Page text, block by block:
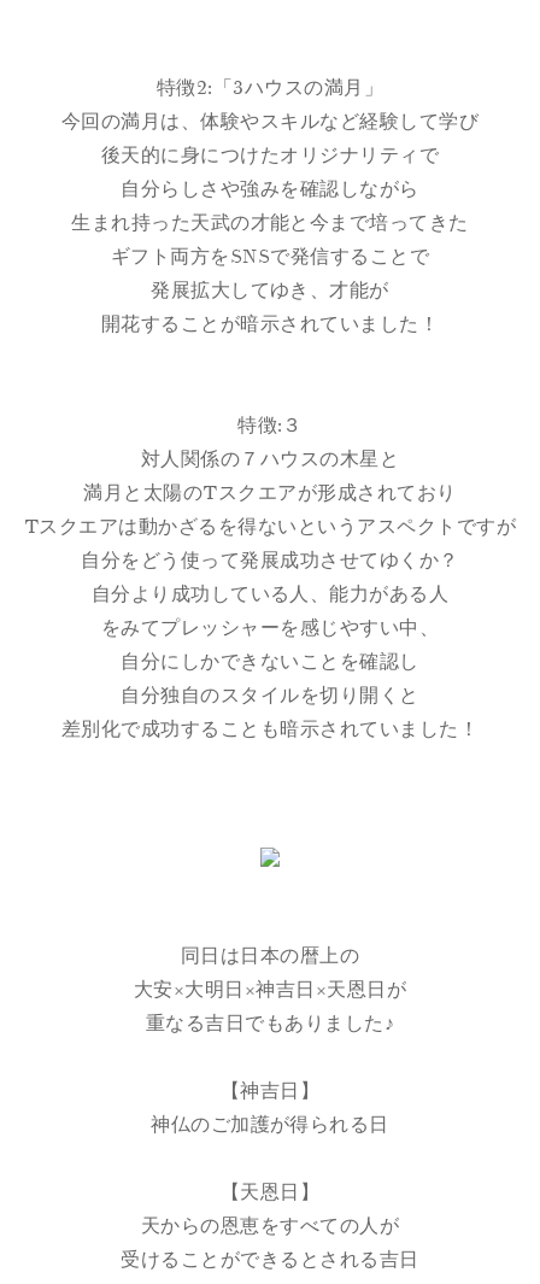
特徴2:「3ハウスの満月」
今回の満月は、体験やスキルなど経験して学び
後天的に身につけたオリジナリティで
自分らしさや強みを確認しながら
生まれ持った天武の才能と今まで培ってきた
ギフト両方をSNSで発信することで
発展拡大してゆき、才能が
開花することが暗示されていました！
特徴:３
対人関係の７ハウスの木星と
満月と太陽のTスクエアが形成されており
Tスクエアは動かざるを得ないというアスペクトですが
自分をどう使って発展成功させてゆくか？
自分より成功している人、能力がある人
をみてプレッシャーを感じやすい中、
自分にしかできないことを確認し
自分独自のスタイルを切り開くと
差別化で成功することも暗示されていました！
同日は日本の暦上の
大安×大明日×神吉日×天恩日が
重なる吉日でもありました♪
【神吉日】
神仏のご加護が得られる日
【天恩日】
天からの恩恵をすべての人が
受けることができるとされる吉日